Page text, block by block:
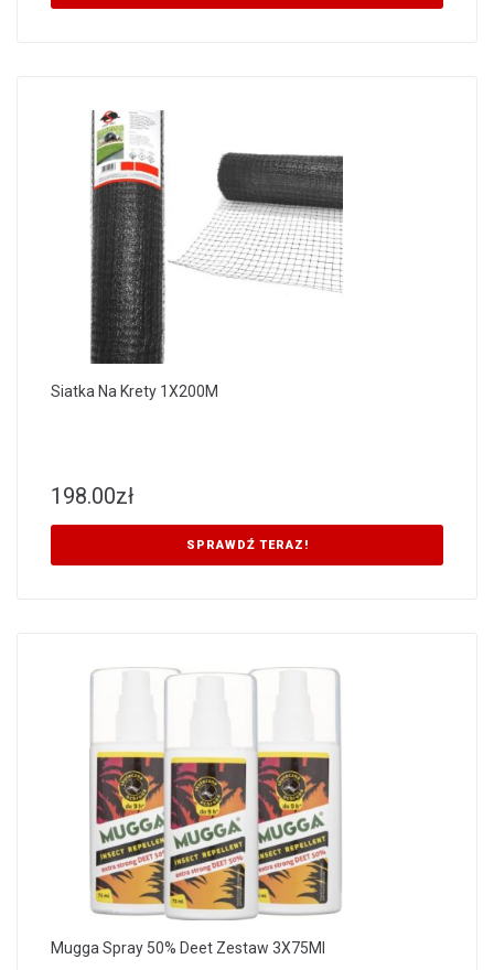
Siatka Na Krety 1X200M
198.00zł
SPRAWDŹ TERAZ!
Mugga Spray 50% Deet Zestaw 3X75Ml